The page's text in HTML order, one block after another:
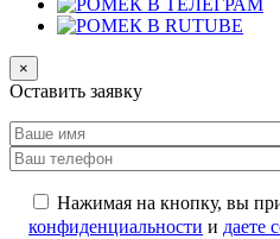
×
Оставить заявку
Нажимая на кнопку, вы
конфиденциальности и даете